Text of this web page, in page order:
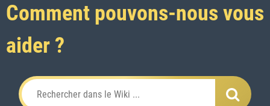
Comment pouvons-nous vous
aider ?